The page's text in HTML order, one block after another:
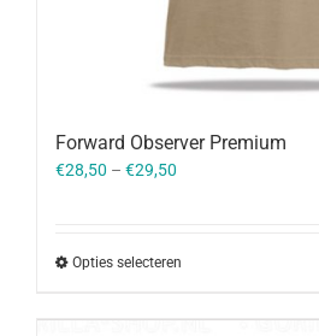
Forward Observer Premium
€28,50 – €29,50
Opties selecteren